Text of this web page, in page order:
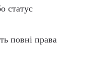
статус
повні права